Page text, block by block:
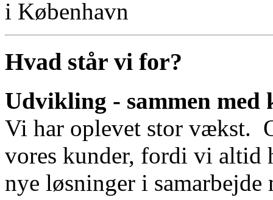
i København
Hvad står vi for?
Udvikling - sammen med
Vi har oplevet stor vækst.
vores kunder, fordi vi altid
nye løsninger i samarbejde